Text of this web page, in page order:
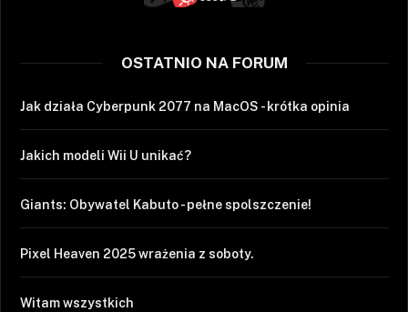
OSTATNIO NA FORUM
Jak działa Cyberpunk 2077 na MacOS - krótka opinia
Jakich modeli Wii U unikać?
Giants: Obywatel Kabuto - pełne spolszczenie!
Pixel Heaven 2025 wrażenia z soboty.
Witam wszystkich